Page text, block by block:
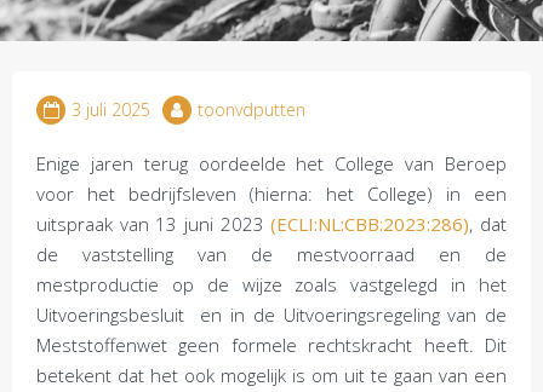
3 juli 2025 toonvdputten
Enige jaren terug oordeelde het College van Beroep
voor het bedrijfsleven (hierna: het College) in een
uitspraak van 13 juni 2023(ECLI:NL:CBB:2023:286), dat
de vaststelling van de mestvoorraad en de
mestproductie op de wijze zoals vastgelegd in het
Uitvoeringsbesluit en in de Uitvoeringsregeling van de
Meststoffenwet geen formele rechtskracht heeft. Dit
betekent dat het ook mogelijk is om uit te gaan van een